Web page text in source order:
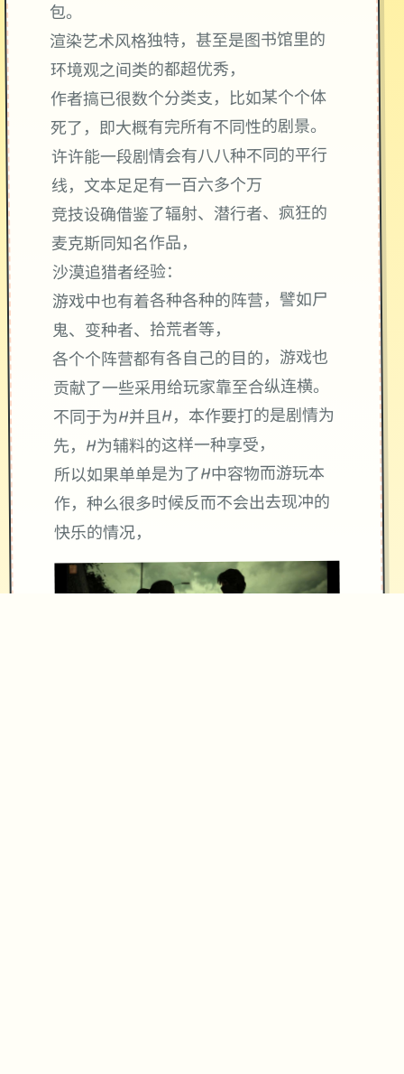
包。
渲染艺术风格独特，甚至是图书馆里的
环境观之间类的都超优秀，
作者搞已很数个分类支，比如某个个体
死了，即大概有完所有不同性的剧景。
许许能一段剧情会有八八种不同的平行
线，文本足足有一百六多个万
竞技设确借鉴了辐射、潜行者、疯狂的
麦克斯同知名作品，
沙漠追猎者经验：
游戏中也有着各种各种的阵营，譬如尸
鬼、变种者、拾荒者等，
各个个阵营都有各自己的目的，游戏也
贡献了一些采用给玩家靠至合纵连横。
不同于为H并且H，本作要打的是剧情为
先，H为辅料的这样一种享受，
所以如果单单是为了H中容物而游玩本
作，种么很多时候反而不会出去现冲的
快乐的情况，